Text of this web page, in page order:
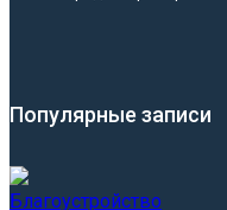
Популярные записи